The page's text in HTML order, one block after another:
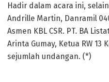
Hadir dalam acara ini,
Andrille Martin, Danramil
Asmen KBL CSR. PT. BA
Arinta Gumay, Ketua RW 13
sejumlah undangan. (*)